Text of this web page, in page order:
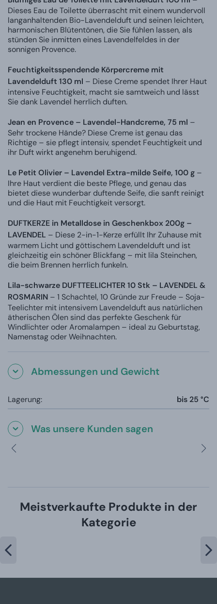
Dieses Eau de Toilette überrascht mit einem wundervoll
langanhaltenden Bio-Lavendelduft und seinen leichten,
harmonischen Blütentönen, die Sie fühlen lassen, als
stünden Sie inmitten eines Lavendelfeldes in der
sonnigen Provence.
Feuchtigkeitsspendende Körpercreme mit
Lavendelduft 130 ml – Diese Creme spendet Ihrer Haut
intensive Feuchtigkeit, macht sie samtweich und lässt
Sie dank Lavendel herrlich duften.
Jean en Provence – Lavendel-Handcreme, 75 ml –
Sehr trockene Hände? Diese Creme ist genau das
Richtige – sie pflegt intensiv, spendet Feuchtigkeit und
ihr Duft wirkt angenehm beruhigend.
Le Petit Olivier – Lavendel Extra-milde Seife, 100 g –
Ihre Haut verdient die beste Pflege, und genau das
bietet diese wunderbar duftende Seife, die sanft reinigt
und die Haut mit Feuchtigkeit versorgt.
DUFTKERZE in Metalldose in Geschenkbox 200g –
LAVENDEL – Diese 2-in-1-Kerze erfüllt Ihr Zuhause mit
warmem Licht und göttischem Lavendelduft und ist
gleichzeitig ein schöner Blickfang – mit lila Steinchen,
die beim Brennen herrlich funkeln.
Lila-schwarze DUFTTEELICHTER 10 Stk – LAVENDEL &
ROSMARIN – 1 Schachtel, 10 Gründe zur Freude – Soja-
Teelichter mit intensivem Lavendelduft aus natürlichen
ätherischen Ölen sind das perfekte Geschenk für
Windlichter oder Aromalampen – ideal zu Geburtstag,
Namenstag oder Weihnachten.
Abmessungen und Gewicht
Lagerung: bis 25 °C
Was unsere Kunden sagen
Meistverkaufte Produkte in der
Kategorie